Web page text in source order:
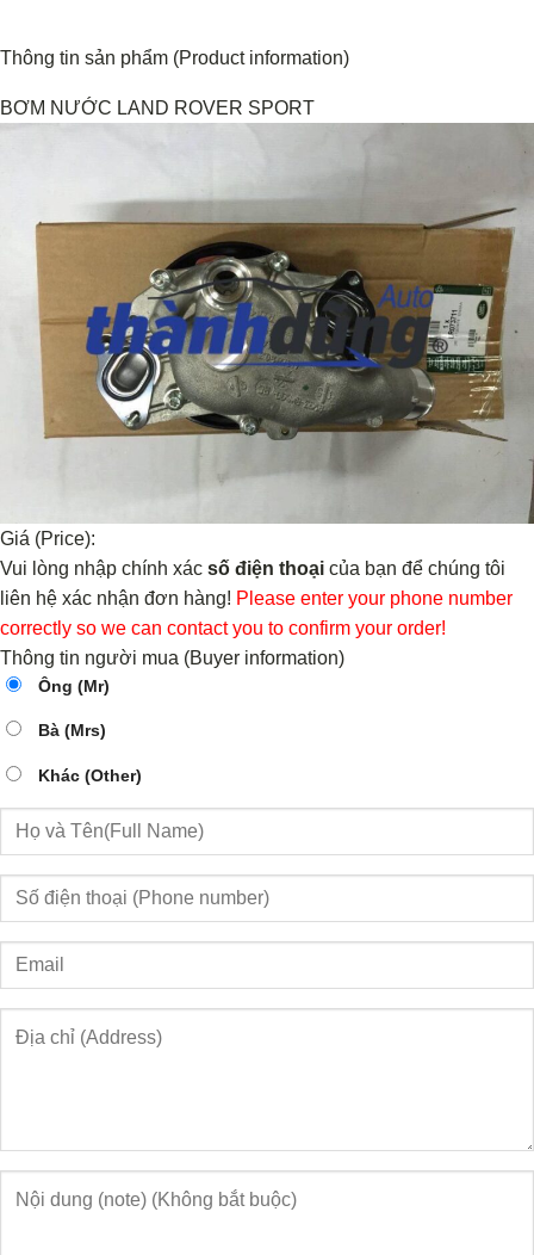
Thông tin sản phẩm (Product information)
BƠM NƯỚC LAND ROVER SPORT
Giá (Price):
Vui lòng nhập chính xác số điện thoại của bạn để chúng tôi
liên hệ xác nhận đơn hàng! Please enter your phone number
correctly so we can contact you to confirm your order!
Thông tin người mua (Buyer information)
Ông (Mr)
Bà (Mrs)
Khác (Other)